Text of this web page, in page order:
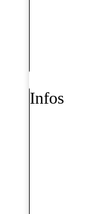
Infos